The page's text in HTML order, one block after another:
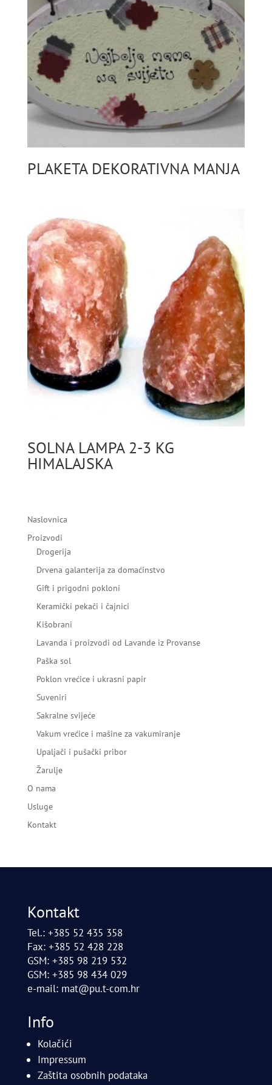
PLAKETA DEKORATIVNA MANJA
SOLNA LAMPA 2-3 KG
HIMALAJSKA
Naslovnica
Proizvodi
Drogerija
Drvena galanterija za domaćinstvo
Gift i prigodni pokloni
Keramički pekači i čajnici
Kišobrani
Lavanda i proizvodi od Lavande iz Provanse
Paška sol
Poklon vrećice i ukrasni papir
Suveniri
Sakralne svijeće
Vakum vrećice i mašine za vakumiranje
Upaljači i pušački pribor
Žarulje
O nama
Usluge
Kontakt
Kontakt
Tel.: +385 52 435 358
Fax: +385 52 428 228
GSM: +385 98 219 532
GSM: +385 98 434 029
e-mail: mat@pu.t-com.hr
Info
Kolačići
Impressum
Zaštita osobnih podataka